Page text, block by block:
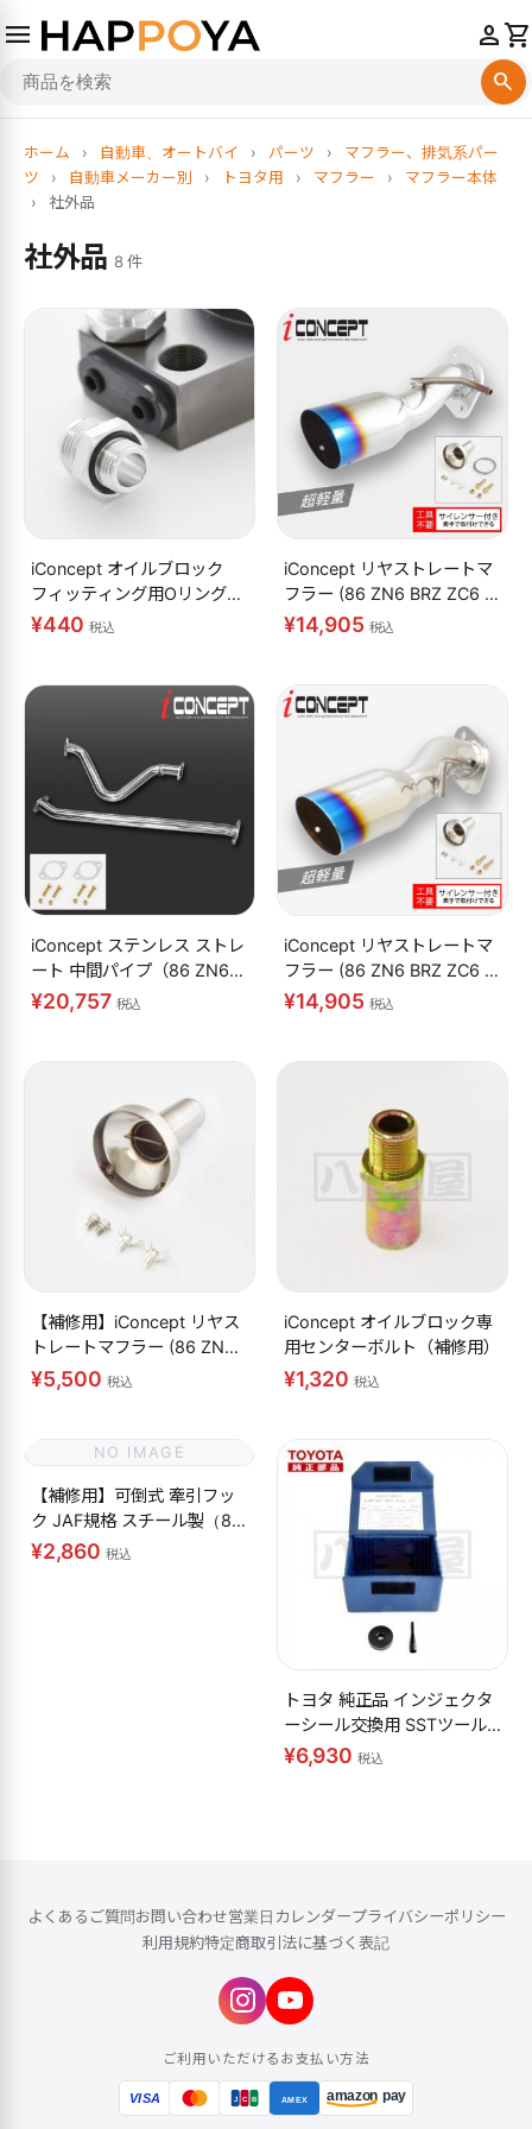
menu
search
personshopping_cart
ホーム › 自動車、オートバイ › パーツ ›
マフラー、排気系パー
ツ
› 自動車メーカー別 › トヨタ用 › マフラー ›
マフラー本体
›
社外品
社外品 8 件
iConcept オイルブロック
フィッティング用Oリング
（補修用）
¥440税込
iConcept リヤストレートマ
フラー (86 ZN6 BRZ ZC6 後
期)
¥14,905 税込
iConcept ステンレス ストレ
ート 中間パイプ（86 ZN6
BRZ ZC6）
¥20,757 税込
iConcept リヤストレートマ
フラー (86 ZN6 BRZ ZC6 前
期)
¥14,905 税込
【補修用】iConcept リヤス
トレートマフラー (86 ZN6
BRZ ZC6) サイレンサー
¥5,500 税込
iConcept オイルブロック専
用センターボルト（補修用）
¥1,320 税込
NO IMAGE
【補修用】可倒式 牽引フッ
ク JAF規格 スチール製（86
BRZ フロント・リヤ用）ボ
ルトのみ
¥2,860 税込
トヨタ 純正品 インジェクタ
ーシール交換用 SSTツール
セット 86 ZN6 BRZ ZC6
¥6,930 税込
よくあるご質問お問い合わせ営業日カレンダープライバシーポリシー
利用規約特定商取引法に基づく表記
ご利用いただけるお支払い方法
VISA J C B AMEX amazon pay